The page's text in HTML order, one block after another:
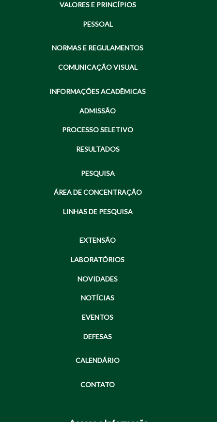
VALORES E PRINCÍPIOS
PESSOAL
NORMAS E REGULAMENTOS
COMUNICAÇÃO VISUAL
INFORMAÇÕES ACADÊMICAS
ADMISSÃO
PROCESSO SELETIVO
RESULTADOS
PESQUISA
ÁREA DE CONCENTRAÇÃO
LINHAS DE PESQUISA
EXTENSÃO
LABORATÓRIOS
NOVIDADES
NOTÍCIAS
EVENTOS
DEFESAS
CALENDÁRIO
CONTATO